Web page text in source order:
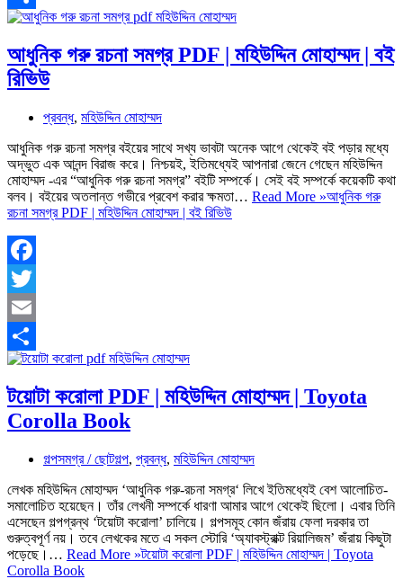
Share
আধুনিক গরু রচনা সমগ্র PDF | মহিউদ্দিন মোহাম্মদ | বই
রিভিউ
প্রবন্ধ, মহিউদ্দিন মোহাম্মদ
আধুনিক গরু রচনা সমগ্র ব‌ইয়ের সাথে সখ্য ভাবটা অনেক আগে থেকেই ব‌ই পড়ার মধ্যে
অদ্ভুত এক আনন্দ বিরাজ করে। নিশ্চয়ই, ইতিমধ্যেই আপনারা জেনে গেছেন মহিউদ্দিন
মোহাম্মদ -এর “আধুনিক গরু রচনা সমগ্র” ব‌ইটি সম্পর্কে। সেই ব‌ই সম্পর্কে কয়েকটি কথা
বলব। ব‌ইয়ের অতলান্ত গভীরে প্রবেশ করার ক্ষমতা… Read More »আধুনিক গরু
রচনা সমগ্র PDF | মহিউদ্দিন মোহাম্মদ | বই রিভিউ
Facebook
Twitter
Email
Share
টয়োটা করোলা PDF | মহিউদ্দিন মোহাম্মদ | Toyota
Corolla Book
গল্পসমগ্র / ছোটগল্প, প্রবন্ধ, মহিউদ্দিন মোহাম্মদ
লেখক মহিউদ্দিন মোহাম্মদ ‘আধুনিক গরু-রচনা সমগ্র‘ লিখে ইতিমধ্যেই বেশ আলোচিত-
সমালোচিত হয়েছেন। তাঁর লেখনী সম্পর্কে ধারণা আমার আগে থেকেই ছিলো। এবার তিনি
এসেছেন গল্পগ্রন্থ ‘টয়োটা করোলা’ চালিয়ে। গল্পসমূহ কোন জঁরায় ফেলা দরকার তা
গুরুত্বপূর্ণ নয়। তবে লেখকের মতে এ সকল স্টোরি ‘অ্যাবস্ট্রাক্ট রিয়ালিজম’ জঁরায় কিছুটা
পড়েছে।… Read More »টয়োটা করোলা PDF | মহিউদ্দিন মোহাম্মদ | Toyota
Corolla Book